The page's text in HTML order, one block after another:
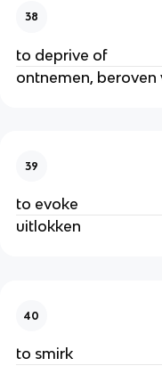
38
to deprive of
ontnemen, beroven
39
to evoke
uitlokken
40
to smirk